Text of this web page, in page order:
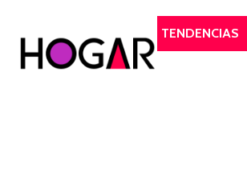
TENDENCIAS